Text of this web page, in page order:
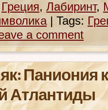
Греция, Лабиринт,
| Tags:
a comment
Паниония
Атлантиды